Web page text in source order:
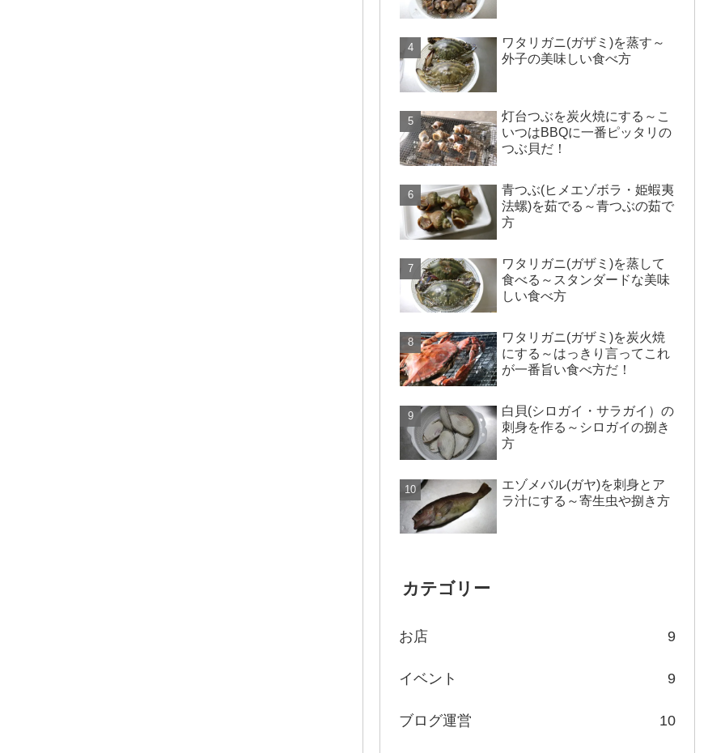
ワタリガニ(ガザミ)を蒸す～
外子の美味しい食べ方
灯台つぶを炭火焼にする～こ
いつはBBQに一番ピッタリの
つぶ貝だ！
青つぶ(ヒメエゾボラ・姫蝦夷
法螺)を茹でる～青つぶの茹で
方
ワタリガニ(ガザミ)を蒸して
食べる～スタンダードな美味
しい食べ方
ワタリガニ(ガザミ)を炭火焼
にする～はっきり言ってこれ
が一番旨い食べ方だ！
白貝(シロガイ・サラガイ）の
刺身を作る～シロガイの捌き
方
エゾメバル(ガヤ)を刺身とア
ラ汁にする～寄生虫や捌き方
カテゴリー
お店 9
イベント 9
ブログ運営 10